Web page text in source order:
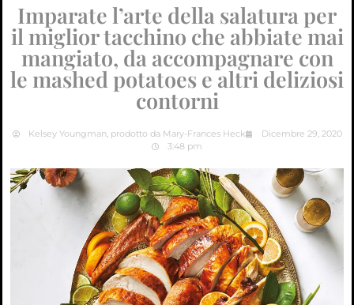
Imparate l’arte della salatura per
il miglior tacchino che abbiate mai
mangiato, da accompagnare con
le mashed potatoes e altri deliziosi
contorni
Kelsey Youngman, prodotto da Mary-Frances Heck
Dicembre 29, 2020
3:48 pm